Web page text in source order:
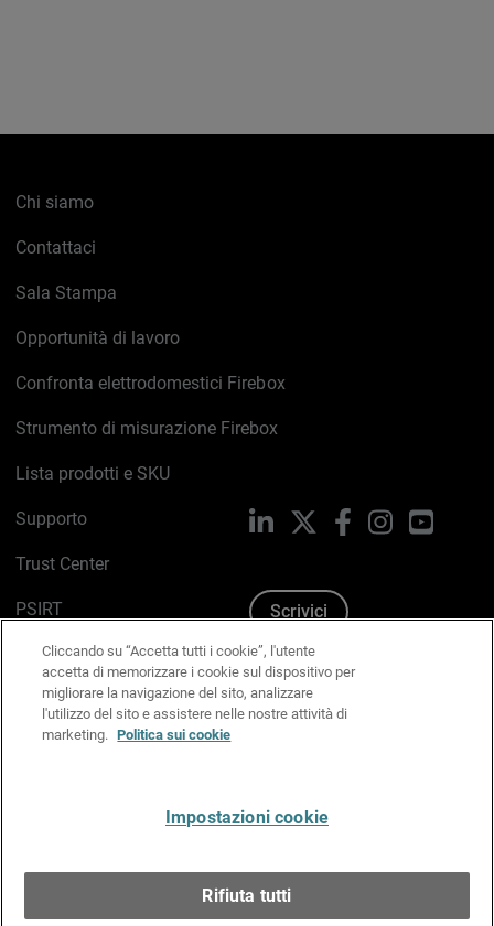
Chi siamo
Contattaci
Sala Stampa
Opportunità di lavoro
Confronta elettrodomestici Firebox
Strumento di misurazione Firebox
Lista prodotti e SKU
Supporto
Trust Center
PSIRT
Politica sui cookie
Informativa sulla privacy
Kit Media & Brand
LinkedIn FacebookInstagram
Scrivici
Cliccando su “Accetta tutti i cookie”, l'utente
accetta di memorizzare i cookie sul dispositivo per
migliorare la navigazione del sito, analizzare
l'utilizzo del sito e assistere nelle nostre attività di
marketing. Politica sui cookie
Impostazioni cookie
Rifiuta tutti